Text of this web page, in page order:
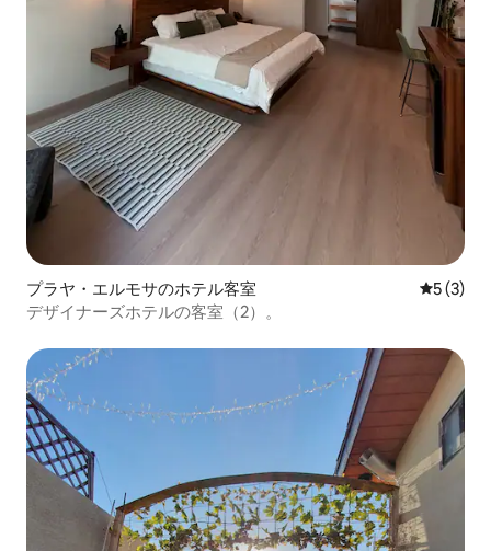
プラヤ・エルモサのホテル客室 レビュー
5 (3)
デザイナーズホテルの客室（2）。